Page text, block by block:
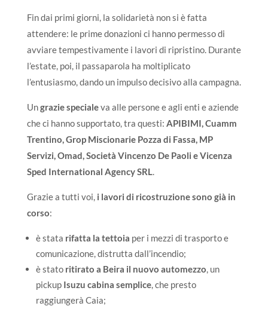
Fin dai primi giorni, la solidarietà non si è fatta
attendere: le prime donazioni ci hanno permesso di
avviare tempestivamente i lavori di ripristino. Durante
l’estate, poi, il passaparola ha moltiplicato
l’entusiasmo, dando un impulso decisivo alla campagna.
Ungrazie specialeva alle persone e agli enti e aziende
che ci hanno supportato, tra questi: APIBIMI, Cuamm
Trentino, Grop Miscionarie Pozza di Fassa, MP
Servizi, Omad, Società Vincenzo De Paoli e Vicenza
Sped International Agency SRL.
Grazie a tutti voi, i lavori di ricostruzione sono già in
corso:
è stata rifatta la tettoia per i mezzi di trasporto e
comunicazione, distrutta dall’incendio;
è stato ritirato a Beira il nuovo automezzo, un
pickup Isuzu cabina semplice, che presto
raggiungerà Caia;